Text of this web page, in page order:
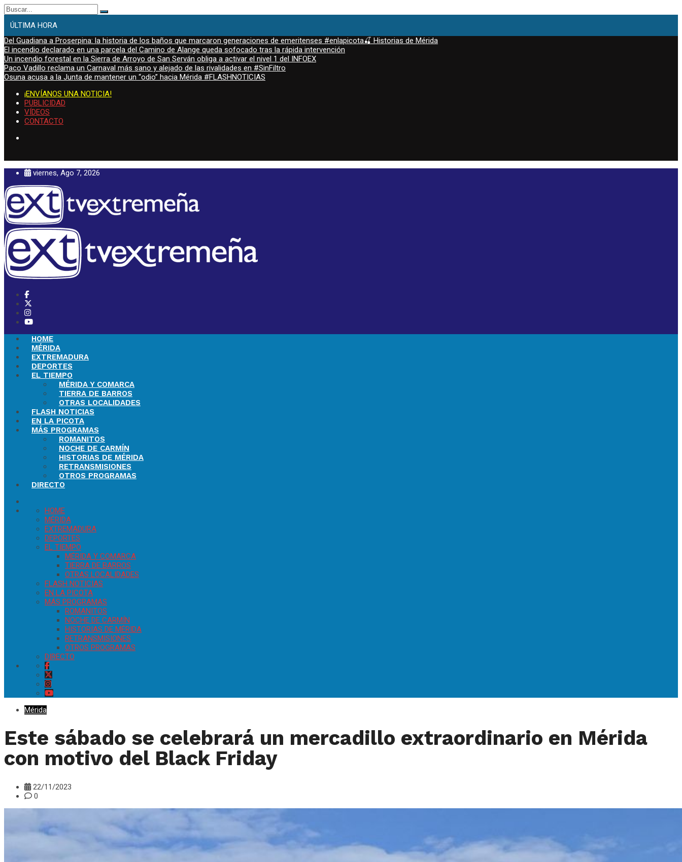
Buscar:
ÚLTIMA HORA
Del Guadiana a Proserpina: la historia de los baños que marcaron generaciones de emeritenses #enlapicota🍒 Historias de Mérida
El incendio declarado en una parcela del Camino de Alange queda sofocado tras la rápida intervención
Un incendio forestal en la Sierra de Arroyo de San Serván obliga a activar el nivel 1 del INFOEX
Paco Vadillo reclama un Carnaval más sano y alejado de las rivalidades en #SinFiltro
Osuna acusa a la Junta de mantener un “odio” hacia Mérida #FLASHNOTICIAS
¡ENVÍANOS UNA NOTICIA!
PUBLICIDAD
VÍDEOS
CONTACTO
viernes, Ago 7, 2026
HOME
MÉRIDA
EXTREMADURA
DEPORTES
EL TIEMPO
MÉRIDA Y COMARCA
TIERRA DE BARROS
OTRAS LOCALIDADES
FLASH NOTICIAS
EN LA PICOTA
MÁS PROGRAMAS
ROMANITOS
NOCHE DE CARMÍN
HISTORIAS DE MÉRIDA
RETRANSMISIONES
OTROS PROGRAMAS
DIRECTO
HOME
MÉRIDA
EXTREMADURA
DEPORTES
EL TIEMPO
MÉRIDA Y COMARCA
TIERRA DE BARROS
OTRAS LOCALIDADES
FLASH NOTICIAS
EN LA PICOTA
MÁS PROGRAMAS
ROMANITOS
NOCHE DE CARMÍN
HISTORIAS DE MÉRIDA
RETRANSMISIONES
OTROS PROGRAMAS
DIRECTO
Mérida
Este sábado se celebrará un mercadillo extraordinario en Mérida
con motivo del Black Friday
22/11/2023
0